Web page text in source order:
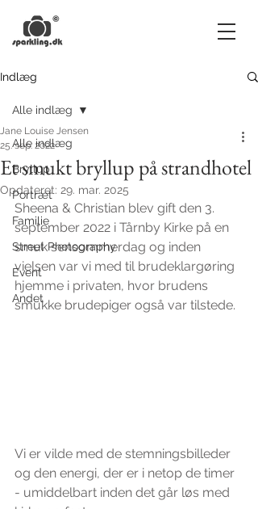
Indlæg
Alle indlæg
Bryllup
Portræt
Familie
Street Photography
Event
Andet
Alle indlæg
Et smukt bryllup på strandhotel
Jane Louise Jensen
25. sep. 2022
Opdateret: 29. mar. 2025
Sheena & Christian blev gift den 3.
september 2022 i Tårnby Kirke på en
smuk sensommerdag og inden
vielsen var vi med til brudeklargøring
hjemme i privaten, hvor brudens
smukke brudepiger også var tilstede.
Vi er vilde med de stemningsbilleder
og den energi, der er i netop de timer
- umiddelbart inden det går løs med